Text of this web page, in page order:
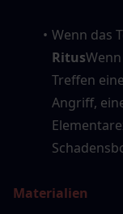
Wenn das
Ritus
Treffen
Angriff,
Materialien